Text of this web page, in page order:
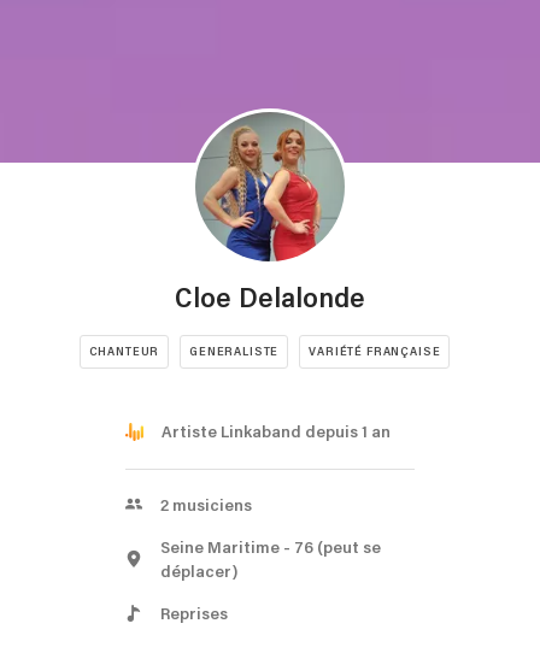
Cloe Delalonde
CHANTEUR GENERALISTE VARIÉTÉ FRANÇAISE
Artiste Linkaband depuis 1 an
2 musiciens
Seine Maritime - 76 (peut se
déplacer)
Reprises